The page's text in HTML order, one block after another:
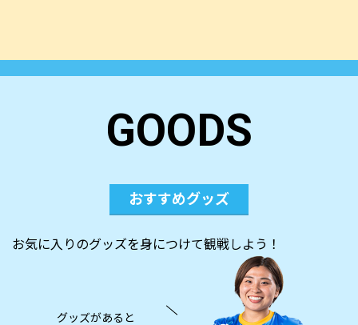
GOODS
おすすめグッズ
お気に入りのグッズを身につけて観戦しよう！
グッズがあると